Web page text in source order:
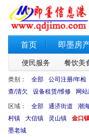
首页 即墨房
便民服务 餐饮美
类别： 全部 公司注册/年检
查/清欠
设备租赁/维修 网
区域： 全部 通济街道 潮
村镇
大信镇 灵山镇 金口
墨老城